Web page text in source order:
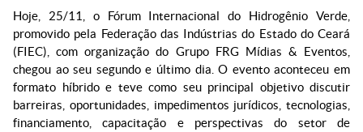
Hoje, 25/11, o Fórum Internacional do Hidrogênio Verde,
promovido pela Federação das Indústrias do Estado do Ceará
(FIEC), com organização do Grupo FRG Mídias & Eventos,
chegou ao seu segundo e último dia. O evento aconteceu em
formato híbrido e teve como seu principal objetivo discutir
barreiras, oportunidades, impedimentos jurídicos, tecnologias,
financiamento, capacitação e perspectivas do setor de